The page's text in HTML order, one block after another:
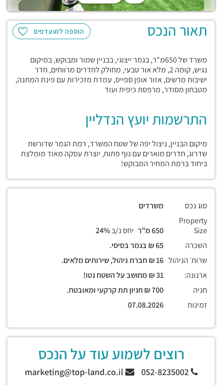
הוספה למועדפים תאור הנכס
משרד של 650מ"ר, בגמר ייצוגי, בבניין שמור ומבוקש, במיקום
נגיש, קומה 2, מלא אור טבעי, מחולק לחדרים מרווחים, חדר
ישיבות מרשים, אזור אופן ספייס, עמדת מזכירות עם פינת המתנה,
מטבחון מסודר, מרפסת כיפית ועוד
התרשמות יועץ הנדליין
מיקום הבניין, ניצול יפה של שטח המשרד, רמת הגמר שדורשת
שדרוג, חדרים מוארים עם נוף פתוח, יוצרת עסקה מאוד מומלצת
ביחוד ברמת המחיר המבוקש!
סוג נכס
משרדים
Property
Size
יחס נ/ב
השכרה
שרות׳ הניהול
ארנונה:
חניה
זמינות
רוצים לשמוע עוד על הנכס
052-8235002